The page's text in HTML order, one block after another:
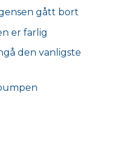
gått bort
er farlig
den vanligste